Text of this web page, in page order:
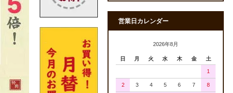
営業日カレンダー
2026年8月
日 月 火 水 木 金 土
1
2 3 4 5 6 7 8